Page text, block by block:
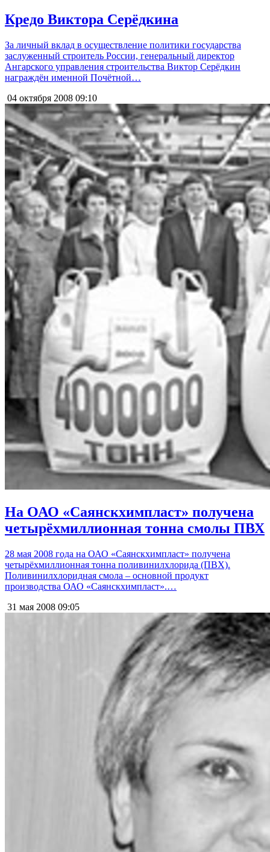
Кредо Виктора Серёдкина
За личный вклад в осуществление политики государства
заслуженный строитель России, генеральный директор
Ангарского управления строительства Виктор Серёдкин
награждён именной Почётной…
04 октября 2008 09:10
На ОАО «Саянскхимпласт» получена
четырёхмиллионная тонна смолы ПВХ
28 мая 2008 года на ОАО «Саянскхимпласт» получена
четырёхмиллионная тонна поливинилхлорида (ПВХ).
Поливинилхлоридная смола – основной продукт
производства ОАО «Саянскхимпласт».…
31 мая 2008 09:05